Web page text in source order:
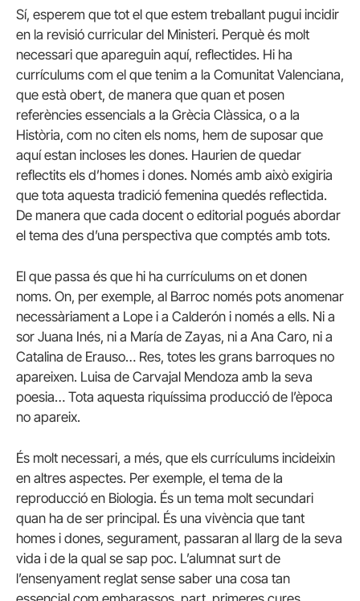
Sí, esperem que tot el que estem treballant pugui incidir
en la revisió curricular del Ministeri. Perquè és molt
necessari que apareguin aquí, reflectides. Hi ha
currículums com el que tenim a la Comunitat Valenciana,
que està obert, de manera que quan et posen
referències essencials a la Grècia Clàssica, o a la
Història, com no citen els noms, hem de suposar que
aquí estan incloses les dones. Haurien de quedar
reflectits els d’homes i dones. Només amb això exigiria
que tota aquesta tradició femenina quedés reflectida.
De manera que cada docent o editorial pogués abordar
el tema des d’una perspectiva que comptés amb tots.
El que passa és que hi ha currículums on et donen
noms. On, per exemple, al Barroc només pots anomenar
necessàriament a Lope i a Calderón i només a ells. Ni a
sor Juana Inés, ni a María de Zayas, ni a Ana Caro, ni a
Catalina de Erauso… Res, totes les grans barroques no
apareixen. Luisa de Carvajal Mendoza amb la seva
poesia… Tota aquesta riquíssima producció de l’època
no apareix.
És molt necessari, a més, que els currículums incideixin
en altres aspectes. Per exemple, el tema de la
reproducció en Biologia. És un tema molt secundari
quan ha de ser principal. És una vivència que tant
homes i dones, segurament, passaran al llarg de la seva
vida i de la qual se sap poc. L’alumnat surt de
l’ensenyament reglat sense saber una cosa tan